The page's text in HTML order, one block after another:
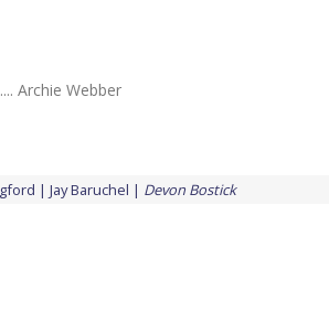
Archie Webber
Jay Baruchel Devon Bostick